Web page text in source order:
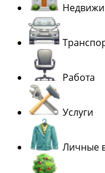
Работа
Услуги
Личные